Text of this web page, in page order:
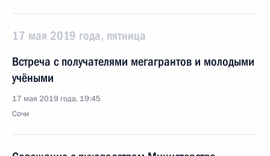
17 мая 2019 года, пятница
Встреча с получателями мегагрантов и молодыми
учёными
17 мая 2019 года, 19:45
Сочи